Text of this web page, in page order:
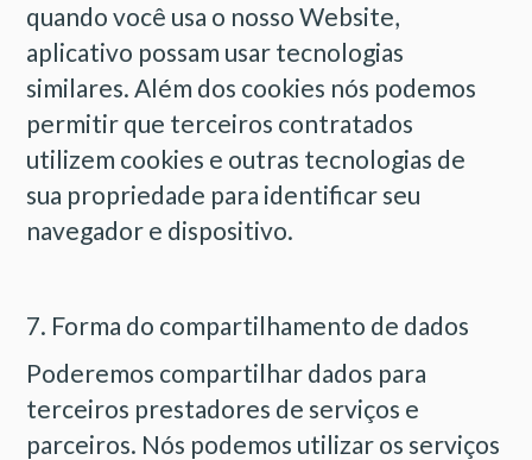
quando você usa o nosso Website,
aplicativo possam usar tecnologias
similares. Além dos cookies nós podemos
permitir que terceiros contratados
utilizem cookies e outras tecnologias de
sua propriedade para identificar seu
navegador e dispositivo.
7. Forma do compartilhamento de dados
Poderemos compartilhar dados para
terceiros prestadores de serviços e
parceiros. Nós podemos utilizar os serviços